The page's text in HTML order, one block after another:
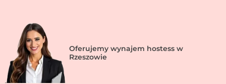
Oferujemy wynajem hostess w
Rzeszowie